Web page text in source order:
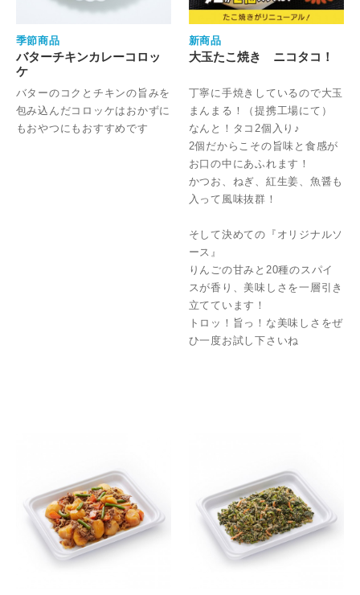
季節商品
バターチキンカレーコロッ
ケ
バターのコクとチキンの旨みを
包み込んだコロッケはおかずに
もおやつにもおすすめです
新商品
大玉たこ焼き ニコタコ！
丁寧に手焼きしているので大玉
まんまる！（提携工場にて）
なんと！タコ2個入り♪
2個だからこその旨味と食感が
お口の中にあふれます！
かつお、ねぎ、紅生姜、魚醤も
入って風味抜群！
そして決めての『オリジナルソ
ース』
りんごの甘みと20種のスパイ
スが香り、美味しさを一層引き
立てています！
トロッ！旨っ！な美味しさをぜ
ひ一度お試し下さいね